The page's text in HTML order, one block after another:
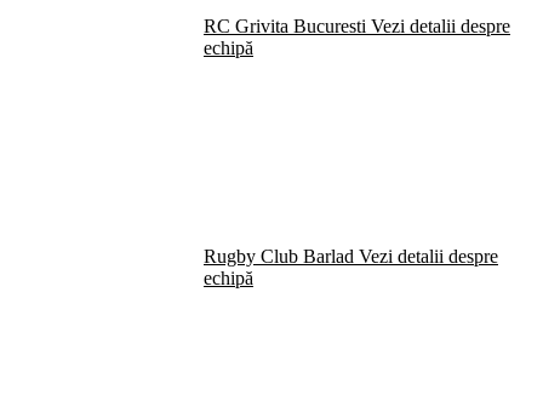
RC Grivita Bucuresti Vezi detalii despre
echipă
Rugby Club Barlad Vezi detalii despre
echipă